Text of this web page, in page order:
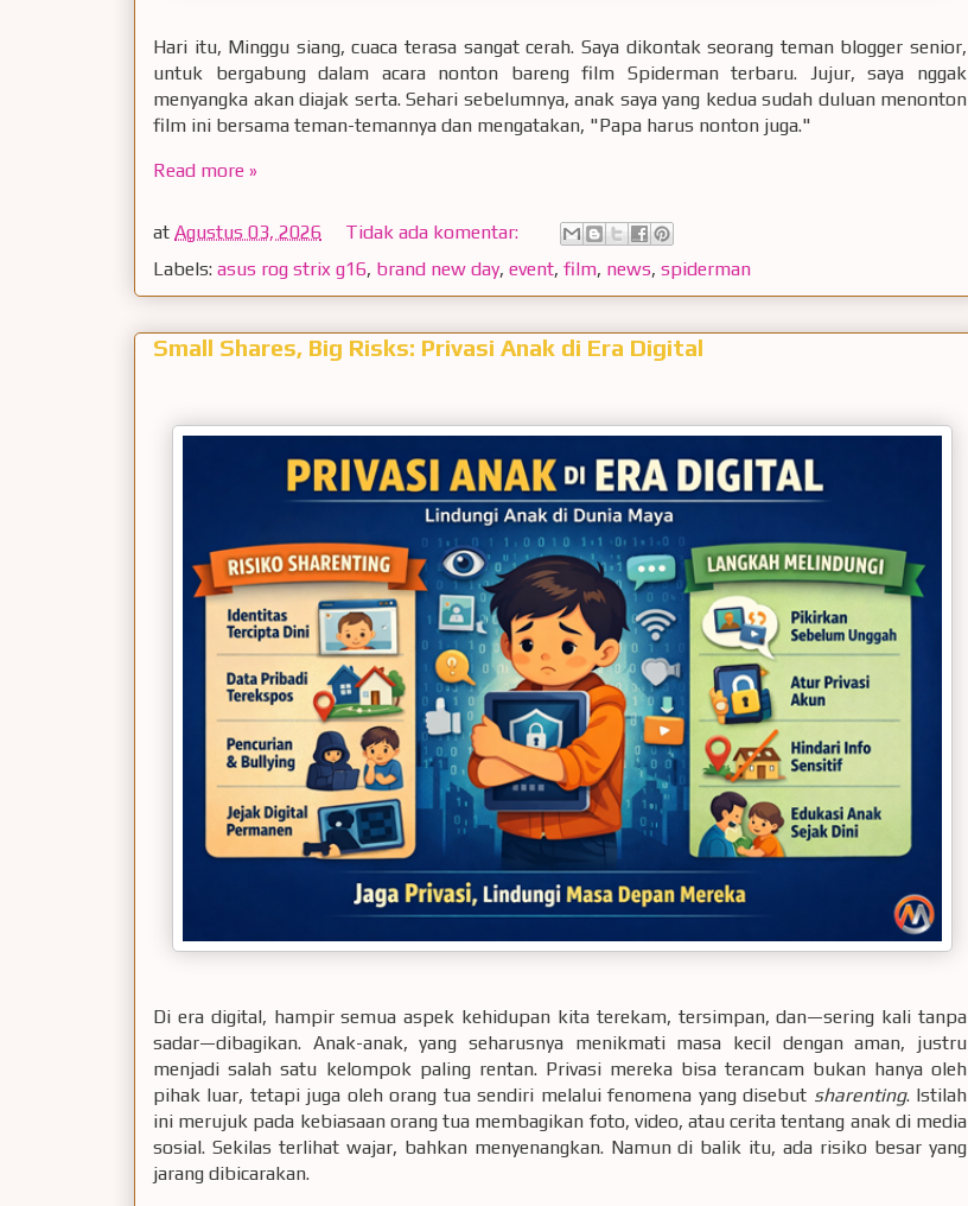
Hari itu, Minggu siang, cuaca terasa sangat cerah. Saya dikontak seorang teman blogger senior,
untuk bergabung dalam acara nonton bareng film Spiderman terbaru. Jujur, saya nggak
menyangka akan diajak serta. Sehari sebelumnya, anak saya yang kedua sudah duluan menonton
film ini bersama teman-temannya dan mengatakan, "Papa harus nonton juga."
Read more »
at Agustus 03, 2026
Tidak ada komentar:
Labels: asus rog strix g16, brand new day, event, film, news, spiderman
Small Shares, Big Risks: Privasi Anak di Era Digital
Di era digital, hampir semua aspek kehidupan kita terekam, tersimpan, dan—sering kali tanpa
sadar—dibagikan. Anak-anak, yang seharusnya menikmati masa kecil dengan aman, justru
menjadi salah satu kelompok paling rentan. Privasi mereka bisa terancam bukan hanya oleh
pihak luar, tetapi juga oleh orang tua sendiri melalui fenomena yang disebut sharenting. Istilah
ini merujuk pada kebiasaan orang tua membagikan foto, video, atau cerita tentang anak di media
sosial. Sekilas terlihat wajar, bahkan menyenangkan. Namun di balik itu, ada risiko besar yang
jarang dibicarakan.